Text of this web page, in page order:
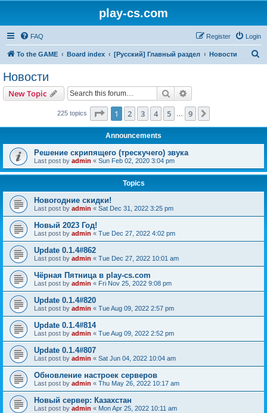
play-cs.com
FAQ Login
Register
To the GAME Board index [Русский] Главный раздел Новости
Новости
New Topic Search
225 topics Page 1of 9
1 2 3 4 5 9
Announcements
Решение скрипящего (трескучего) звука
Last post by admin « Sun Feb 02, 2020 3:04 pm
Topics
Новогодние скидки!
Last post by admin « Sat Dec 31, 2022 3:25 pm
Новый 2023 Год!
Last post by admin « Tue Dec 27, 2022 4:02 pm
Update 0.1.4#862
Last post by admin « Tue Dec 27, 2022 10:01 am
Чёрная Пятница в play-cs.com
Last post by admin « Fri Nov 25, 2022 9:08 pm
Update 0.1.4#820
Last post by admin « Tue Aug 09, 2022 2:57 pm
Update 0.1.4#814
Last post by admin « Tue Aug 09, 2022 2:52 pm
Update 0.1.4#807
Last post by admin « Sat Jun 04, 2022 10:04 am
Обновление настроек серверов
Last post by admin « Thu May 26, 2022 10:17 am
Новый сервер: Казахстан
Last post by admin « Mon Apr 25, 2022 10:11 am